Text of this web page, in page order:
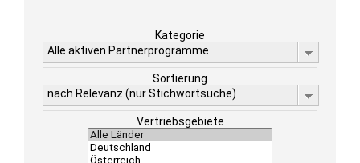
Kategorie
Alle aktiven Partnerprogramme
Sortierung
nach Relevanz (nur Stichwortsuche)
Vertriebsgebiete